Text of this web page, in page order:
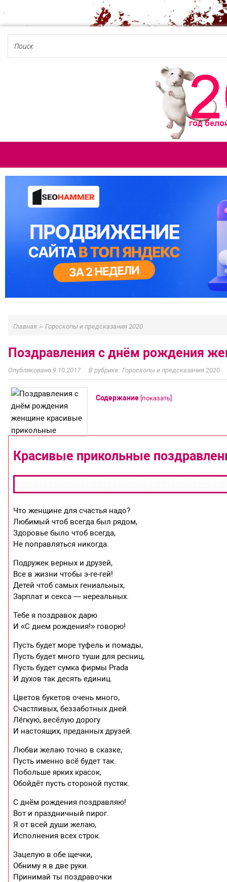
Главная » Гороскопы и предсказания 2020
Поздравления с днём рождения
9.10.2017 Гороскопы и предсказания 2020
Содержание [показать]
Красивые прикольные
Что женщине для счастья надо?
Любимый чтоб всегда был рядом,
Здоровье было чтоб всегда,
Не поправляться никогда.
Подружек верных и друзей,
Все в жизни чтобы э-ге-гей!
Детей чтоб самых гениальных,
Зарплат и секса — нереальных.
Тебе я поздравок дарю
И «С днем рождения!» говорю!
Пусть будет море туфель и помады,
Пусть будет много туши для ресниц,
Пусть будет сумка фирмы Prada
И духов так десять единиц.
Цветов букетов очень много,
Счастливых, беззаботных дней.
Лёгкую, весёлую дорогу
И настоящих, преданных друзей.
Любви желаю точно в сказке,
Пусть именно всё будет так.
Побольше ярких красок,
Обойдёт пусть стороной пустяк.
С днём рождения поздравляю!
Вот и праздничный пирог.
Я от всей души желаю,
Исполнения всех строк.
Зацелую в обе щечки,
Обниму я в две руки.
Принимай ты поздравочки